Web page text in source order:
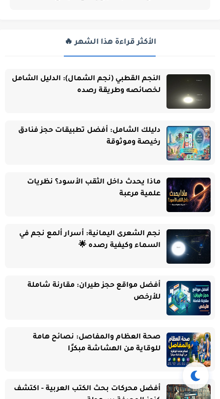
الأكثر قراءة هذا الشهر 🔥
النجم القطبي (نجم الشمال): الدليل الشامل
لخصائصه وطريقة رصده
دليلك الشامل: أفضل تطبيقات حجز فنادق
رخيصة وموثوقة
ماذا يحدث داخل الثقب الأسود؟ نظريات
علمية مرعبة
نجم الشعرى اليمانية: أسرار ألمع نجم في
السماء وكيفية رصده 🌟
أفضل مواقع حجز طيران: مقارنة شاملة
للأرخص
صحة العظام والمفاصل: نصائح هامة
للوقاية من الهشاشة مبكرًا
أفضل محركات بحث الكتب العربية - اكتشف